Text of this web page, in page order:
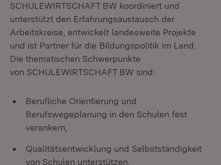
SCHULEWIRTSCHAFT BW koordiniert und
unterstützt den Erfahrungsaustausch der
Arbeitskreise, entwickelt landesweite Projekte
und ist Partner für die Bildungspolitik im Land.
Die thematischen Schwerpunkte
von SCHULEWIRTSCHAFT BW sind:
Berufliche Orientierung und
Berufswegeplanung in den Schulen fest
verankern,
Qualitätsentwicklung und Selbstständigkeit
von Schulen unterstützen,